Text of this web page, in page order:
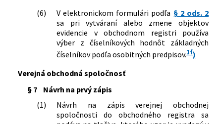
návrhu na zápis priložiť v znení
neskorších predpisov
265/2017 Z. z.
Vyhláška Ministerstva spravodlivosti
Slovenskej republiky, ktorou sa mení a
dopĺňa vyhláška Ministerstva
25/2004 Z. z., ktorou sa ustanovujú
zápis do obchodného registra a
zoznam listín, ktoré je potrebné k
návrhu na zápis priložiť v znení
(6)
V elektronickom formulári podľa § 2 ods. 2
sa pri vytváraní alebo zmene objektov
evidencie v obchodnom registri používa
výber z číselníkových hodnôt základných
číselníkov podľa osobitných predpisov.1f)
Verejná obchodná spoločnosť
§ 7
Návrh na prvý zápis
(1)
Návrh na zápis verejnej obchodnej
spoločnosti do obchodného registra sa